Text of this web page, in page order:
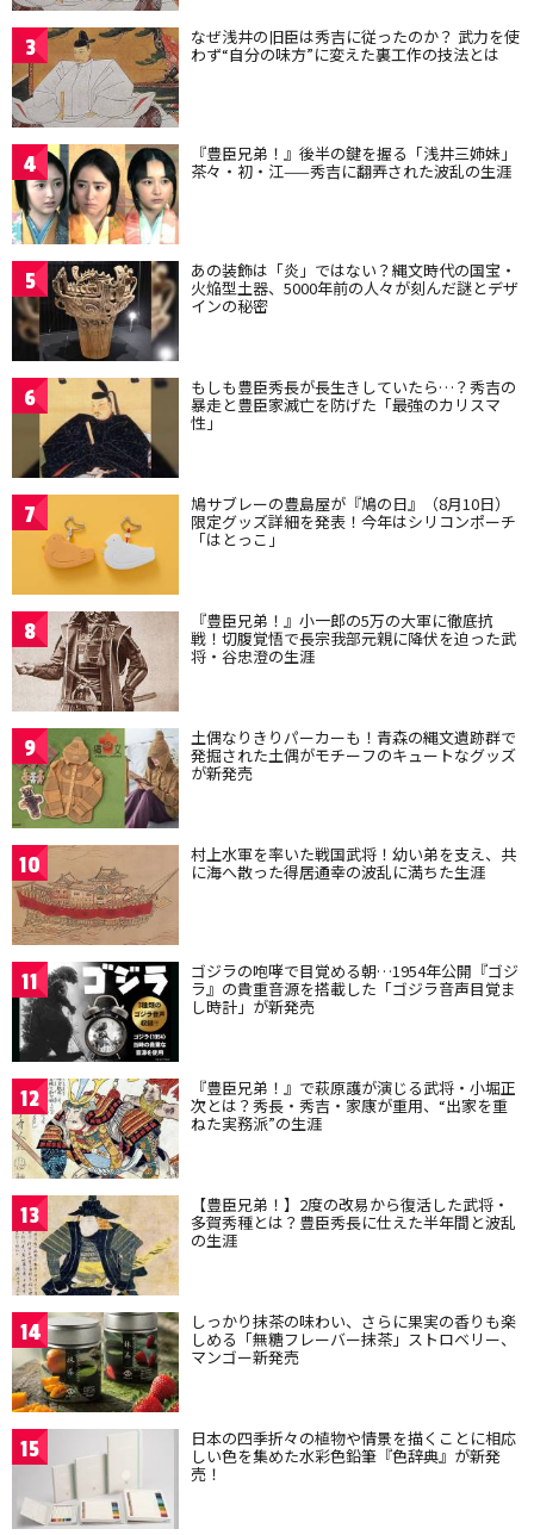
3 なぜ浅井の旧臣は秀吉に従ったのか？ 武力を使
わず“自分の味方”に変えた裏工作の技法とは
4 『豊臣兄弟！』後半の鍵を握る「浅井三姉妹」
茶々・初・江——秀吉に翻弄された波乱の生涯
5 あの装飾は「炎」ではない？縄文時代の国宝・
火焔型土器、5000年前の人々が刻んだ謎とデザ
インの秘密
6 もしも豊臣秀長が長生きしていたら…？秀吉の
暴走と豊臣家滅亡を防げた「最強のカリスマ
性」
7 鳩サブレーの豊島屋が『鳩の日』（8月10日）
限定グッズ詳細を発表！今年はシリコンポーチ
「はとっこ」
8 『豊臣兄弟！』小一郎の5万の大軍に徹底抗
戦！切腹覚悟で長宗我部元親に降伏を迫った武
将・谷忠澄の生涯
9 土偶なりきりパーカーも！青森の縄文遺跡群で
発掘された土偶がモチーフのキュートなグッズ
が新発売
10 村上水軍を率いた戦国武将！幼い弟を支え、共
に海へ散った得居通幸の波乱に満ちた生涯
11 ゴジラの咆哮で目覚める朝…1954年公開『ゴジ
ラ』の貴重音源を搭載した「ゴジラ音声目覚ま
し時計」が新発売
12 『豊臣兄弟！』で萩原護が演じる武将・小堀正
次とは？秀長・秀吉・家康が重用、“出家を重
ねた実務派”の生涯
13 【豊臣兄弟！】2度の改易から復活した武将・
多賀秀種とは？豊臣秀長に仕えた半年間と波乱
の生涯
14 しっかり抹茶の味わい、さらに果実の香りも楽
しめる「無糖フレーバー抹茶」ストロベリー、
マンゴー新発売
15 日本の四季折々の植物や情景を描くことに相応
しい色を集めた水彩色鉛筆『色辞典』が新発
売！